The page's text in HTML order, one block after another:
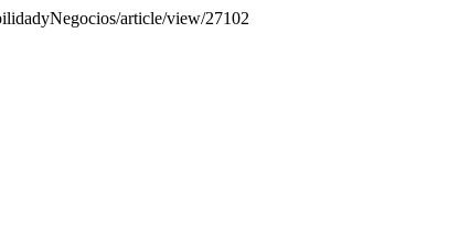
article/view/27102